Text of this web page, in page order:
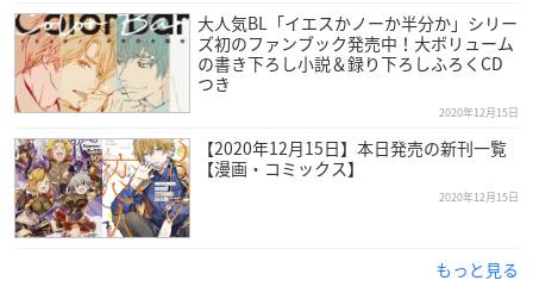
【あらすじ】
覆面殺人鬼・ディータに惚れられ監禁されている太一。
殺されないように「好き」と嘘をついていたはずだったのだ
が、
一。
穏やかな監禁生活が続く中、ディータに騙していたことを話
し、
その上で今の自分の気持ちを伝えようと決意する太一をよそに
大人気BL「イエスかノーか半分か」シリー
ズ初のファンブック発売中！大ボリューム
の書き下ろし小説＆録り下ろしふろくCD
つき
2020年12月15日
【2020年12月15日】本日発売の新刊一覧
【漫画・コミックス】
2020年12月15日
もっと見る